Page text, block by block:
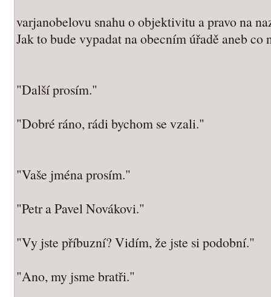
varjanobelovu snahu o objektivitu a pravo na
Jak to bude vypadat na obecním úřadě aneb co
"Další prosím."
"Dobré ráno, rádi bychom se vzali."
"Vaše jména prosím."
"Petr a Pavel Novákovi."
"Vy jste příbuzní? Vidím, že jste si podobní."
"Ano, my jsme bratři."